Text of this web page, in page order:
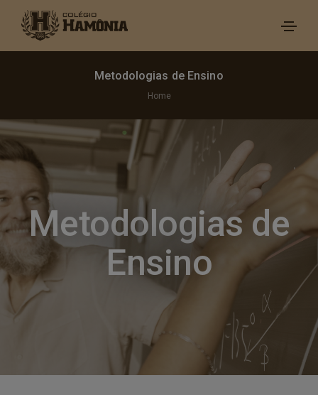
Metodologias de Ensino
Home
Metodologias de
Ensino